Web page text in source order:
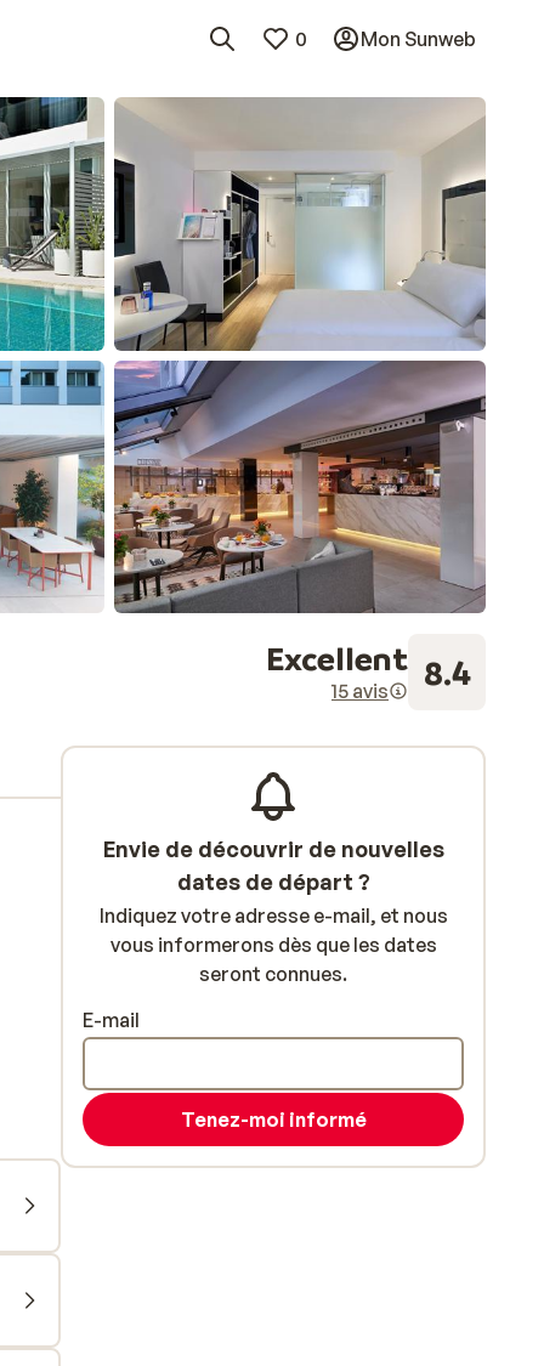
0 Mon Sunweb
Excellent
15 avis 8.4
Envie de découvrir de nouvelles
dates de départ ?
Indiquez votre adresse e-mail, et nous
vous informerons dès que les dates
seront connues.
E-mail
Tenez-moi informé